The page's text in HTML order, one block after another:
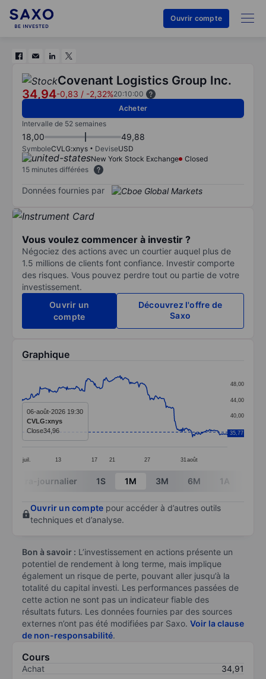
Ouvrir compte
Covenant Logistics Group Inc.
34,94-0,83 / -2,32%20:10:00
Acheter
Intervalle de 52 semaines
18,00 49,88
SymboleCVLG:xnys DeviseUSD
New York Stock Exchange
Closed
15 minutes différées
Données fournies par
Vous voulez commencer à investir ?
Négociez des actions avec un courtier auquel plus de
1.5 millions de clients font confiance. Investir comporte
des risques. Vous pouvez perdre tout ou partie de votre
investissement.
Ouvrir un
compte
Découvrez l'offre de
Saxo
Graphique
Line chart with 296 data points.
The chart has 1 X axis displaying categories.
The chart has 1 Y axis displaying values. Data
juil. 13 17 21 27 31 août
36,00
40,00
44,00
48,00
35,77
06-août-2026 19:30
CVLG:xnys
Close34,96
End of interactive chart.
Intra-journalier 1S 1M 3M 6M 1A
Ouvrir un compte pour accéder à d’autres outils
techniques et d’analyse.
Bon à savoir : L’investissement en actions présente un
potentiel de rendement à long terme, mais implique
également un risque de perte, pouvant aller jusqu’à la
totalité du capital investi. Les performances passées de
cette action ne sont pas un indicateur fiable des
résultats futurs. Les données fournies par des sources
externes n’ont pas été modifiées par Saxo. Voir la clause
de non-responsabilité.
Cours
Achat
34,91